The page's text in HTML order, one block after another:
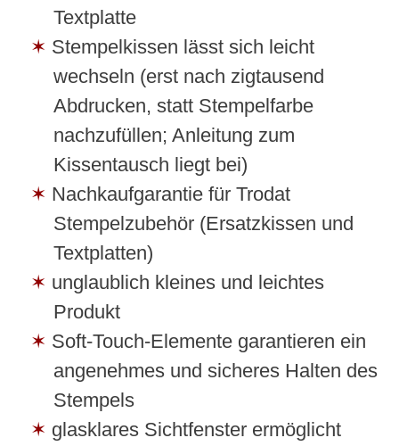
Textplatte
Stempelkissen lässt sich leicht
wechseln (erst nach zigtausend
Abdrucken, statt Stempelfarbe
nachzufüllen; Anleitung zum
Kissentausch liegt bei)
Nachkaufgarantie für Trodat
Stempelzubehör (Ersatzkissen und
Textplatten)
unglaublich kleines und leichtes
Produkt
Soft-Touch-Elemente garantieren ein
angenehmes und sicheres Halten des
Stempels
glasklares Sichtfenster ermöglicht